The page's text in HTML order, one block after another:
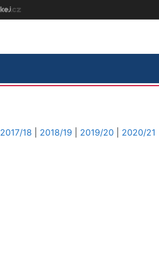
2017/18 2018/19 2019/20
2020/21